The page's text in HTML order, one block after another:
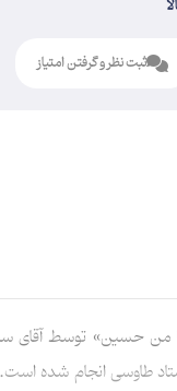
ثبت نظر و گرفتن امتیاز
من حسین» توسط آقای
طاوسی انجام شده